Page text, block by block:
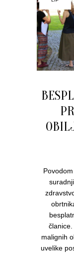
malignih
uvelike